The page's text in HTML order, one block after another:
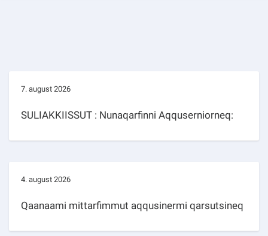
7. august 2026
SULIAKKIISSUT : Nunaqarfinni Aqquserniorneq:
4. august 2026
Qaanaami mittarfimmut aqqusinermi qarsutsineq